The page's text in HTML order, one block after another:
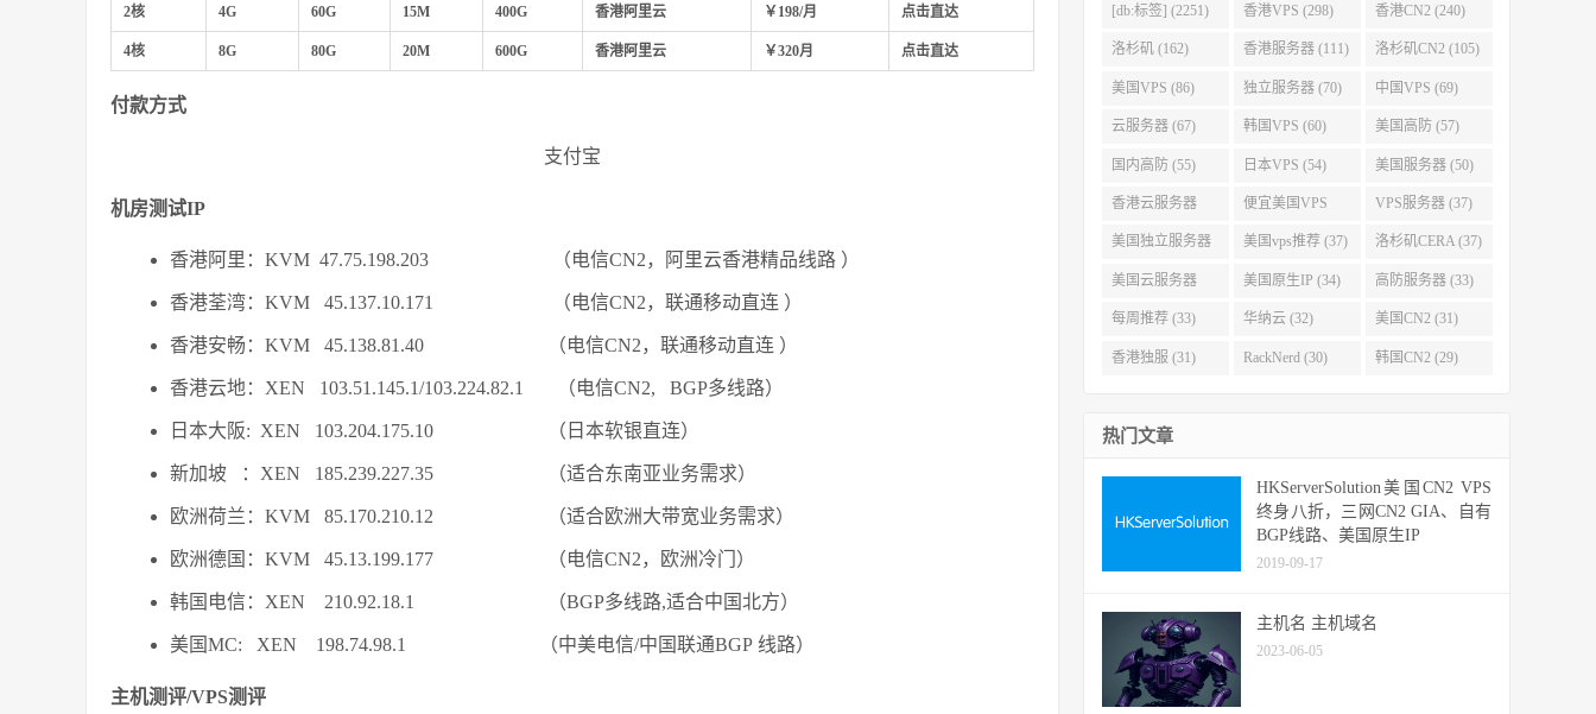
2核 4G 60G 15M 400G 香港阿里云 ￥198/月 点击直达
4核 8G 80G 20M 600G 香港阿里云 ￥320月 点击直达
付款方式
支付宝
机房测试IP
香港阿里：KVM 47.75.198.203 （电信CN2，阿里云香港精品线路 ）
香港荃湾：KVM 45.137.10.171 （电信CN2，联通移动直连 ）
香港安畅：KVM 45.138.81.40 （电信CN2，联通移动直连 ）
香港云地：XEN 103.51.145.1/103.224.82.1 （电信CN2, BGP多线路）
日本大阪: XEN 103.204.175.10 （日本软银直连）
新加坡 ：XEN 185.239.227.35 （适合东南亚业务需求）
欧洲荷兰：KVM 85.170.210.12 （适合欧洲大带宽业务需求）
欧洲德国：KVM 45.13.199.177 （电信CN2，欧洲冷门）
韩国电信：XEN 210.92.18.1 （BGP多线路,适合中国北方）
美国MC: XEN 198.74.98.1 （中美电信/中国联通BGP 线路）
主机测评/VPS测评
[db:标签] (2251) 香港VPS (298) 香港CN2 (240)
洛杉矶 (162) 香港服务器 (111) 洛杉矶CN2 (105)
美国VPS (86) 独立服务器 (70) 中国VPS (69)
云服务器 (67) 韩国VPS (60) 美国高防 (57)
国内高防 (55) 日本VPS (54) 美国服务器 (50)
香港云服务器
(40)
便宜美国VPS
(38)
VPS服务器 (37)
美国独立服务器
(37)
美国vps推荐 (37) 洛杉矶CERA (37)
美国云服务器
(34)
美国原生IP (34) 高防服务器 (33)
每周推荐 (33) 华纳云 (32) 美国CN2 (31)
香港独服 (31) RackNerd (30) 韩国CN2 (29)
热门文章
HKServerSolution美国CN2 VPS
终身八折，三网CN2 GIA、自有
BGP线路、美国原生IP
2019-09-17
主机名 主机域名
2023-06-05